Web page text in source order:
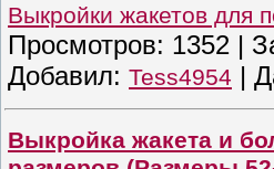
Выкройки жакетов для
Просмотров: 1352 |
Добавил: Tess4954 |
Выкройка жакета и